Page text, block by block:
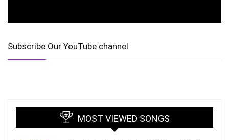
Subscribe Our YouTube channel
MOST VIEWED SONGS